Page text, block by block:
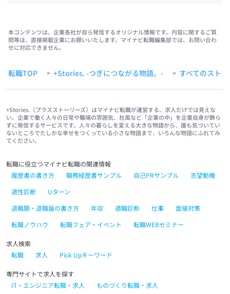
本コンテンツは、企業各社が自ら発信するオリジナル情報です。内容に関するご質
問等は、直接掲載企業にお願いいたします。マイナビ転職編集部では、お問い合わ
せに対応できません。
転職TOP > +Stories. -つぎにつながる物語。- > すべてのスト
+Stories.（プラスストーリーズ）はマイナビ転職が運営する、求人だけでは見えな
い、企業で働く人々の日常や職場の雰囲気、社風など「企業の中」を企業自身が飾ら
ずに発信するサービスです。人々の暮らしを変える大きな物語から、誰も気づいてい
ないところでたしかな幸せをつくっている小さな物語まで、いろんな物語にふれてみ
てください。
転職に役立つマイナビ転職の関連情報
履歴書の書き方
職務経歴書サンプル 自己PRサンプル
志望動機
適性診断
Uターン
退職願・退職届の書き方
年収 適職診断 仕事
面接対策
転職ノウハウ
転職フェア・イベント 転職WEBセミナー
求人検索
転職
求人 Pick Upキーワード
専門サイトで求人を探す
IT・エンジニア転職・求人
ものづくり転職・求人